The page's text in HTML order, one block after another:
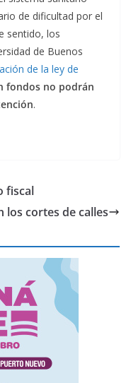
de dificultad por el
sentido, los
de Buenos
de la ley de
fondos no podrán
.
fiscal
los cortes de calles